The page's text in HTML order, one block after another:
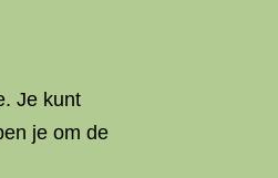
Je kunt
je om de